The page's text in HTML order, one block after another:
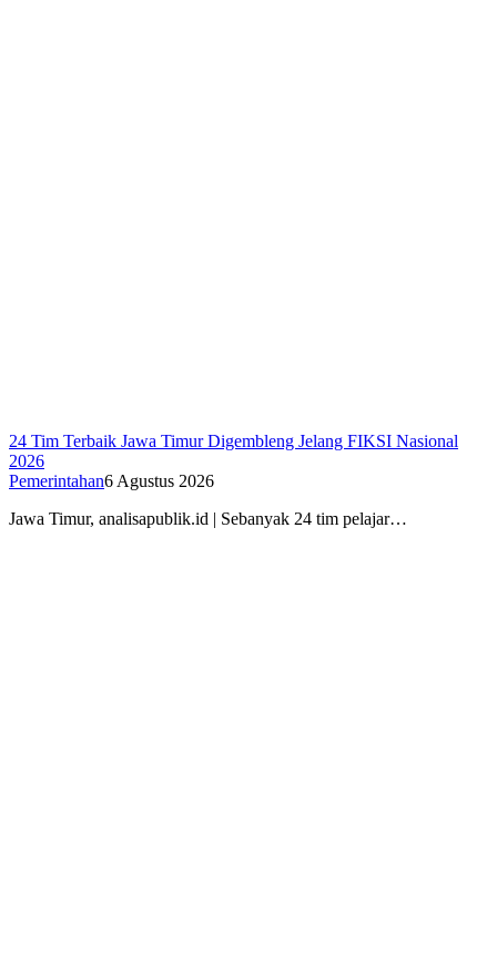
24 Tim Terbaik Jawa Timur Digembleng Jelang FIKSI Nasional
2026
Pemerintahan6 Agustus 2026
Jawa Timur, analisapublik.id | Sebanyak 24 tim pelajar…